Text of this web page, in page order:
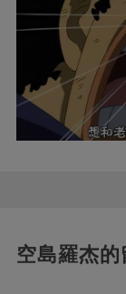
空島羅杰的